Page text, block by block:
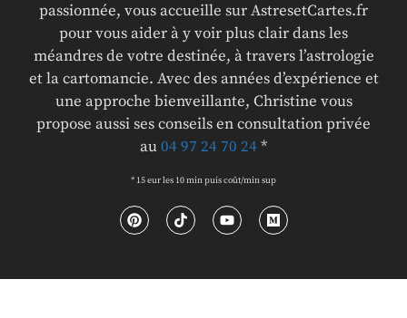
passionnée, vous accueille sur AstresetCartes.fr
pour vous aider à y voir plus clair dans les
méandres de votre destinée, à travers l’astrologie
et la cartomancie. Avec des années d’expérience et
une approche bienveillante, Christine vous
propose aussi ses conseils en consultation privée
au04 97 24 70 24*
* 15 eur les 10 min puis coût/min sup